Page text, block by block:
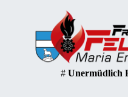
# Unermüdlich